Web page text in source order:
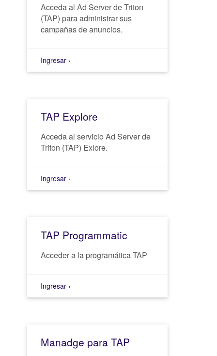
Acceda al Ad Server de Triton
(TAP) para administrar sus
campañas de anuncios.
Ingresar ›
TAP Explore
Acceda al servicio Ad Server de
Triton (TAP) Exlore.
Ingresar ›
TAP Programmatic
Acceder a la programática TAP
Ingresar ›
Manadge para TAP